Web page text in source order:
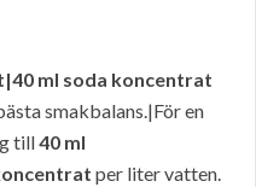
ml soda koncentrat
smakbalans.|För en
till40 ml
per liter vatten.